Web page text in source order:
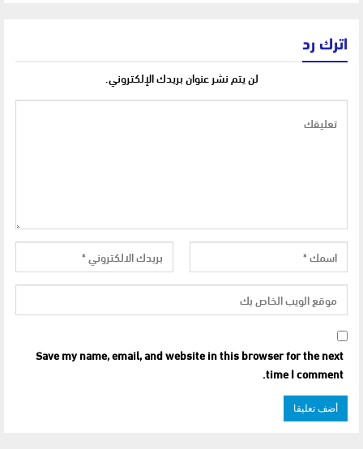
اترك رد
لن يتم نشر عنوان بريدك الإلكتروني.
Save my name, email, and website in this browser for the next
time I comment.